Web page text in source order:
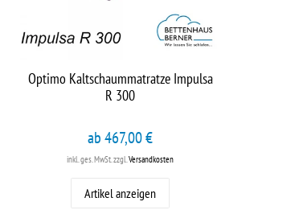
Optimo Kaltschaummatratze Impulsa
R 300
ab 467,00 €
inkl. ges. MwSt.zzgl.Versandkosten
Artikel anzeigen